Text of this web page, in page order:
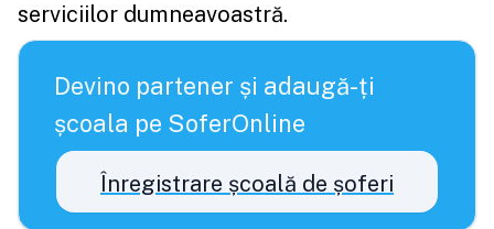
serviciilor dumneavoastră.
Devino partener și adaugă-ți
școala pe SoferOnline
Înregistrare școală de șoferi